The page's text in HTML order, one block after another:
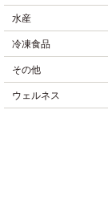
水産
冷凍食品
その他
ウェルネス